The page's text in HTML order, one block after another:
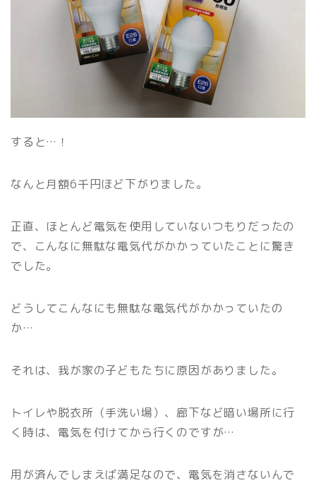
すると…！
なんと月額6千円ほど下がりました。
正直、ほとんど電気を使用していないつもりだったの
で、こんなに無駄な電気代がかかっていたことに驚き
でした。
どうしてこんなにも無駄な電気代がかかっていたの
か…
それは、我が家の子どもたちに原因がありました。
トイレや脱衣所（手洗い場）、廊下など暗い場所に行
く時は、電気を付けてから行くのですが…
用が済んでしまえば満足なので、電気を消さないんで